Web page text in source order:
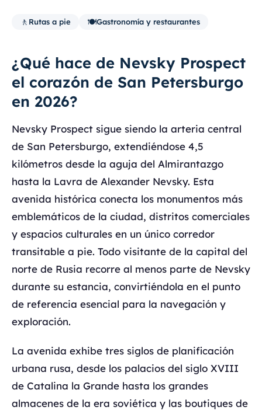
🚶 Rutas a pie 🍽️Gastronomía y restaurantes
¿Qué hace de Nevsky Prospect
el corazón de San Petersburgo
en 2026?
Nevsky Prospect sigue siendo la arteria central
de San Petersburgo, extendiéndose 4,5
kilómetros desde la aguja del Almirantazgo
hasta la Lavra de Alexander Nevsky. Esta
avenida histórica conecta los monumentos más
emblemáticos de la ciudad, distritos comerciales
y espacios culturales en un único corredor
transitable a pie. Todo visitante de la capital del
norte de Rusia recorre al menos parte de Nevsky
durante su estancia, convirtiéndola en el punto
de referencia esencial para la navegación y
exploración.
La avenida exhibe tres siglos de planificación
urbana rusa, desde los palacios del siglo XVIII
de Catalina la Grande hasta los grandes
almacenes de la era soviética y las boutiques de